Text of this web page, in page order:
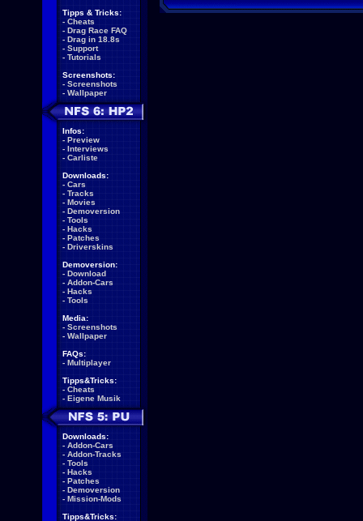
Tipps & Tricks:
- Cheats
- Drag Race FAQ
- Drag in 18.8s
- Support
- Tutorials
Screenshots:
- Screenshots
- Wallpaper
Infos:
- Preview
- Interviews
- Carliste
Downloads:
- Cars
- Tracks
- Movies
- Demoversion
- Tools
- Hacks
- Patches
- Driverskins
Demoversion:
- Download
- Addon-Cars
- Hacks
- Tools
Media:
- Screenshots
- Wallpaper
FAQs:
- Multiplayer
Tipps&Tricks:
- Cheats
- Eigene Musik
Downloads:
- Addon-Cars
- Addon-Tracks
- Tools
- Hacks
- Patches
- Demoversion
- Mission-Mods
Tipps&Tricks: